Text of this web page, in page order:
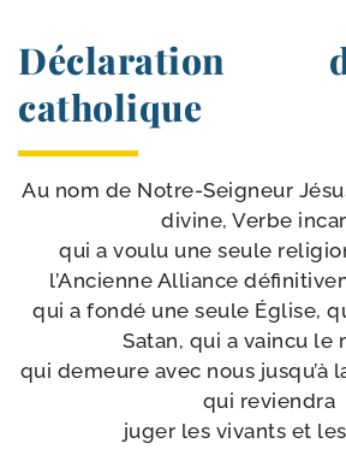
catholique
Au nom de Notre-​Seigneur
divine, Verbe
qui a vou­lu une seule
l’Ancienne Alliance
qui a fon­dé une seule Église,
Satan, qui a vain­cu le
qui demeure avec nous jusqu’à
qui revien­dra
juger les vivants et